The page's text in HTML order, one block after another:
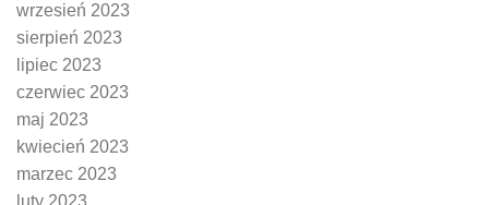
wrzesień 2023
sierpień 2023
lipiec 2023
czerwiec 2023
maj 2023
kwiecień 2023
marzec 2023